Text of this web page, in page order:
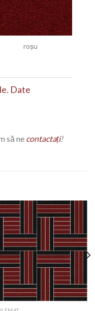
roșu
Date
să ne contactați!